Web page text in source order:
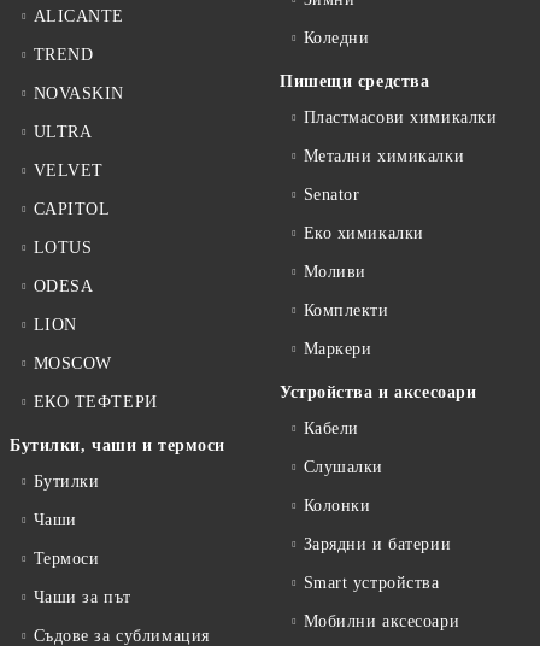
ALICANTE
TREND
NOVASKIN
ULTRA
VELVET
CAPITOL
LOTUS
ODESA
LION
MOSCOW
ЕКО ТЕФТЕРИ
Бутилки, чаши и термоси
Бутилки
Чаши
Термоси
Чаши за път
Съдове за сублимация
Коледни
Пишещи средства
Пластмасови химикалки
Метални химикалки
Senator
Еко химикалки
Моливи
Комплекти
Маркери
Устройства и аксесоари
Кабели
Слушалки
Колонки
Зарядни и батерии
Smart устройства
Мобилни аксесоари